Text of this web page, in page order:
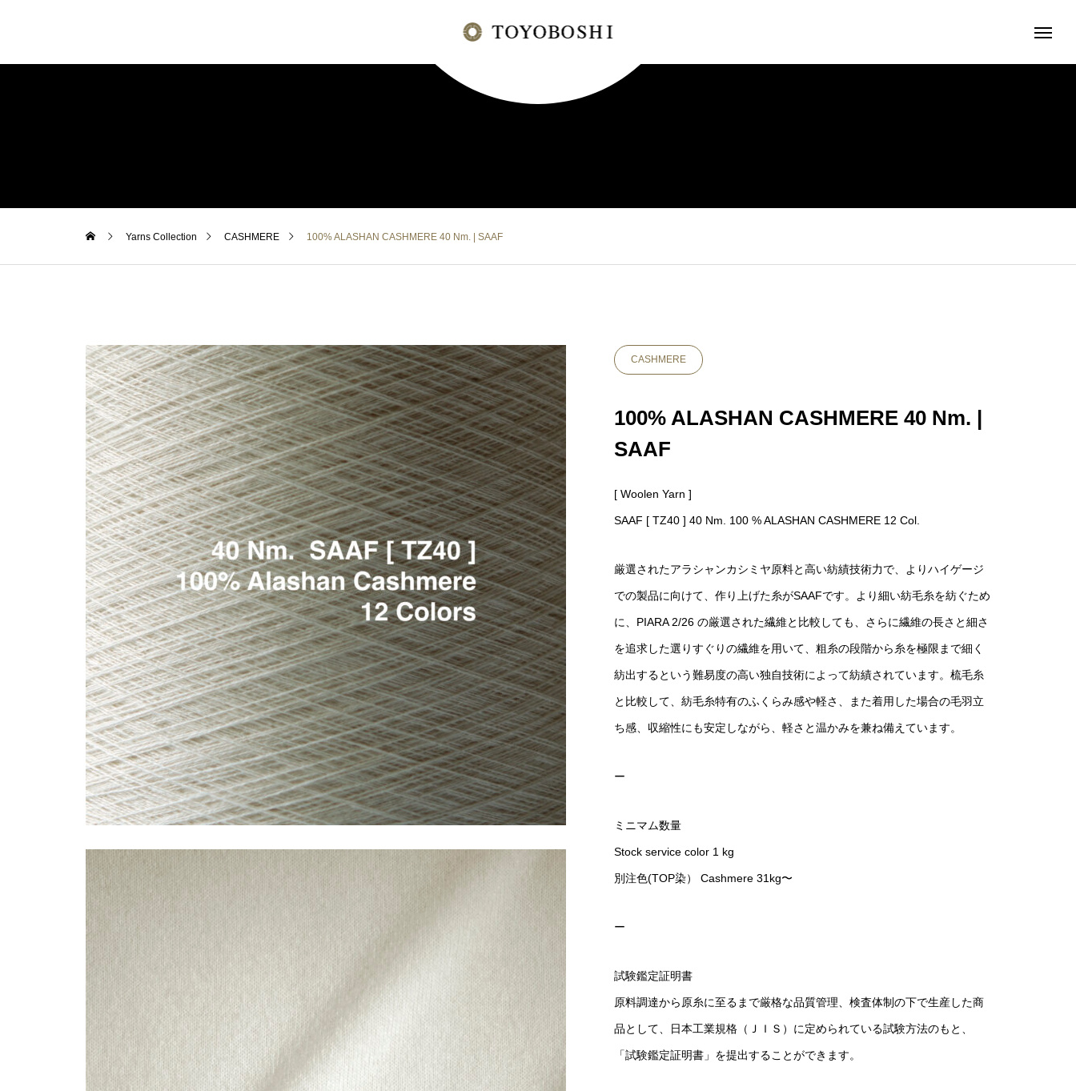
Yarns Collection CASHMERE 100% ALASHAN CASHMERE 40 Nm. | SAAF
CASHMERE
100% ALASHAN CASHMERE 40 Nm. |
SAAF
[ Woolen Yarn ]
SAAF [ TZ40 ] 40 Nm. 100 % ALASHAN CASHMERE 12 Col.
厳選されたアラシャンカシミヤ原料と高い紡績技術力で、よりハイゲージ
での製品に向けて、作り上げた糸がSAAFです。より細い紡毛糸を紡ぐため
に、PIARA 2/26 の厳選された繊維と比較しても、さらに繊維の長さと細さ
を追求した選りすぐりの繊維を用いて、粗糸の段階から糸を極限まで細く
紡出するという難易度の高い独自技術によって紡績されています。梳毛糸
と比較して、紡毛糸特有のふくらみ感や軽さ、また着用した場合の毛羽立
ち感、収縮性にも安定しながら、軽さと温かみを兼ね備えています。
ー
ミニマム数量
Stock service color 1 kg
別注色(TOP染） Cashmere 31kg〜
ー
試験鑑定証明書
原料調達から原糸に至るまで厳格な品質管理、検査体制の下で生産した商
品として、日本工業規格（ＪＩＳ）に定められている試験方法のもと、
「試験鑑定証明書」を提出することができます。